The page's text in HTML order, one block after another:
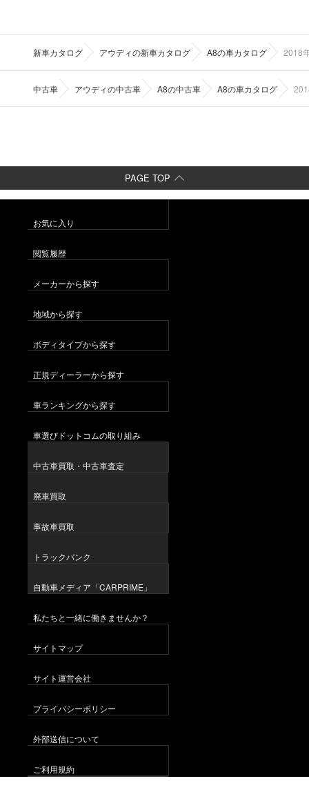
新車カタログ アウディの新車カタログ A8の車カタログ 2018
中古車 アウディの中古車 A8の中古車 A8の車カタログ
PAGE TOP
お気に入り
閲覧履歴
メーカーから探す
地域から探す
ボディタイプから探す
正規ディーラーから探す
車ランキングから探す
車選びドットコムの取り組み
中古車買取・中古車査定
廃車買取
事故車買取
トラックバンク
自動車メディア「CARPRIME」
私たちと一緒に働きませんか？
サイトマップ
サイト運営会社
プライバシーポリシー
外部送信について
ご利用規約